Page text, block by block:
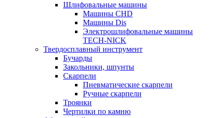
Шлифовальные машины
Машины CHD
Машины Dis
Электрошлифовальные машины
TECH-NICK
Твердосплавный инструмент
Бучарды
Закольники, шпунты
Скарпели
Пневматические скарпели
Ручные скарпели
Троянки
Чертилки по камню